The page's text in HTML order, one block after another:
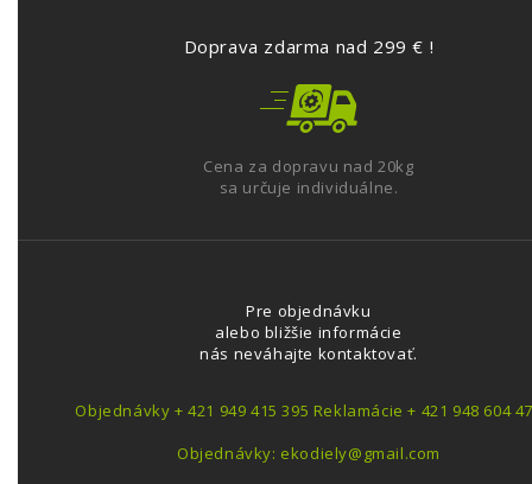
Doprava zdarma nad 299 € !
Cena za dopravu nad 20kg
sa určuje individuálne.
Pre objednávku
alebo bližšie informácie
nás neváhajte kontaktovať.
Objednávky + 421 949 415 395 Reklamácie + 421 948 604
Objednávky: ekodiely@gmail.com